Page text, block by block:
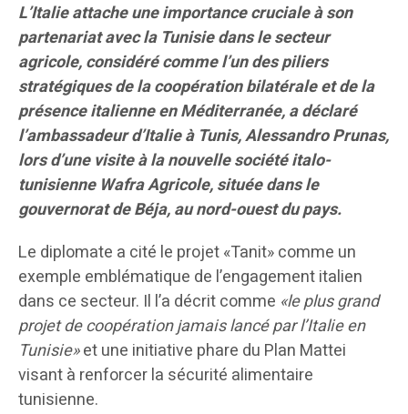
L’Italie attache une importance cruciale à son
partenariat avec la Tunisie dans le secteur
agricole, considéré comme l’un des piliers
stratégiques de la coopération bilatérale et de la
présence italienne en Méditerranée, a déclaré
l’ambassadeur d’Italie à Tunis, Alessandro Prunas,
lors d’une visite à la nouvelle société italo-
tunisienne Wafra Agricole, située dans le
gouvernorat de Béja, au nord-ouest du pays.
Le diplomate a cité le projet «Tanit» comme un
exemple emblématique de l’engagement italien
dans ce secteur. Il l’a décrit comme «le plus grand
projet de coopération jamais lancé par l’Italie en
Tunisie»et une initiative phare du Plan Mattei
visant à renforcer la sécurité alimentaire
tunisienne.